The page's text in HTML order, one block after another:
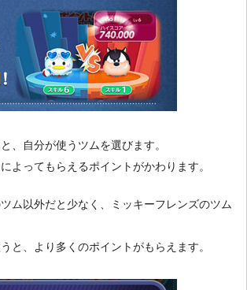
、自分が使うツムを選びます。
よってもらえるポイントがかわります。
ム以外だと少なく、ミッキーフレンズのツム
と、より多くのポイントがもらえます。